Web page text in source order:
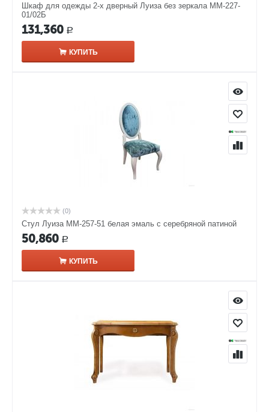
Шкаф для одежды 2-х дверный Луиза без зеркала ММ-227-
01/02Б
131,360 Р
КУПИТЬ
(0)
Стул Луиза ММ-257-51 белая эмаль с серебряной патиной
50,860 Р
КУПИТЬ